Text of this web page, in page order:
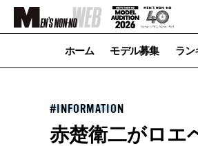
ホーム モデル募集 ラン
INFORMATION
赤楚衛二がロエ